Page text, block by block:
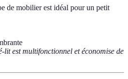
de mobilier est idéal pour un petit
est multifonctionnel et économise de